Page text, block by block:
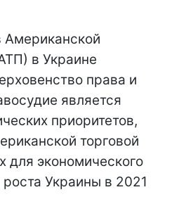
Американской
в Украине
права и
является
приоритетов,
торговой
для экономического
Украины в 2021